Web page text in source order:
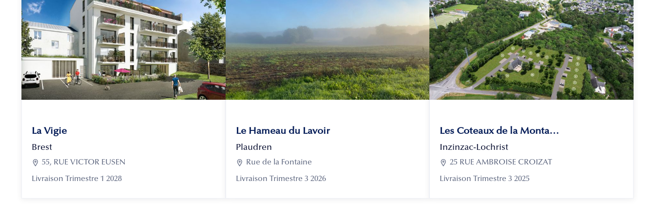
La Vigie
Brest
 55, RUE VICTOR EUSEN
Livraison Trimestre 1 2028
Le Hameau du Lavoir
Plaudren
 Rue de la Fontaine
Livraison Trimestre 3 2026
Les Coteaux de la Montagne
Inzinzac-Lochrist
 25 RUE AMBROISE CROIZAT
Livraison Trimestre 3 2025